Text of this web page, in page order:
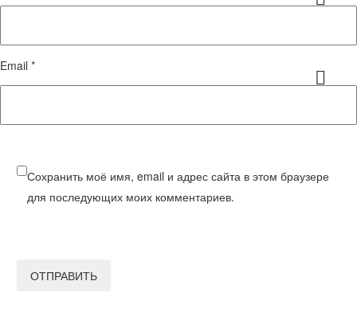
Email *
Сохранить моё имя, email и адрес сайта в этом браузере
для последующих моих комментариев.
ОТПРАВИТЬ